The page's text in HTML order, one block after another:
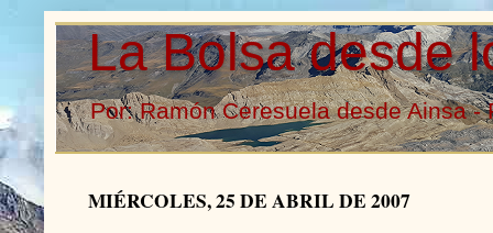
La Bolsa desde
Por: Ramón Ceresuela desde Ainsa -
MIÉRCOLES, 25 DE ABRIL DE 2007